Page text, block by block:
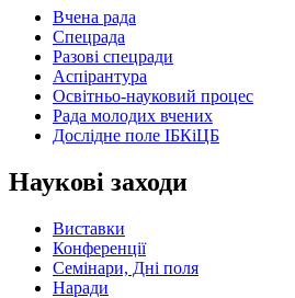
Вчена рада
Спецрада
Разові спецради
Аспірантура
Освітньо-науковий процес
Рада молодих вчених
Дослідне поле ІБКіЦБ
Наукові заходи
Виставки
Конференції
Семінари, Дні поля
Наради